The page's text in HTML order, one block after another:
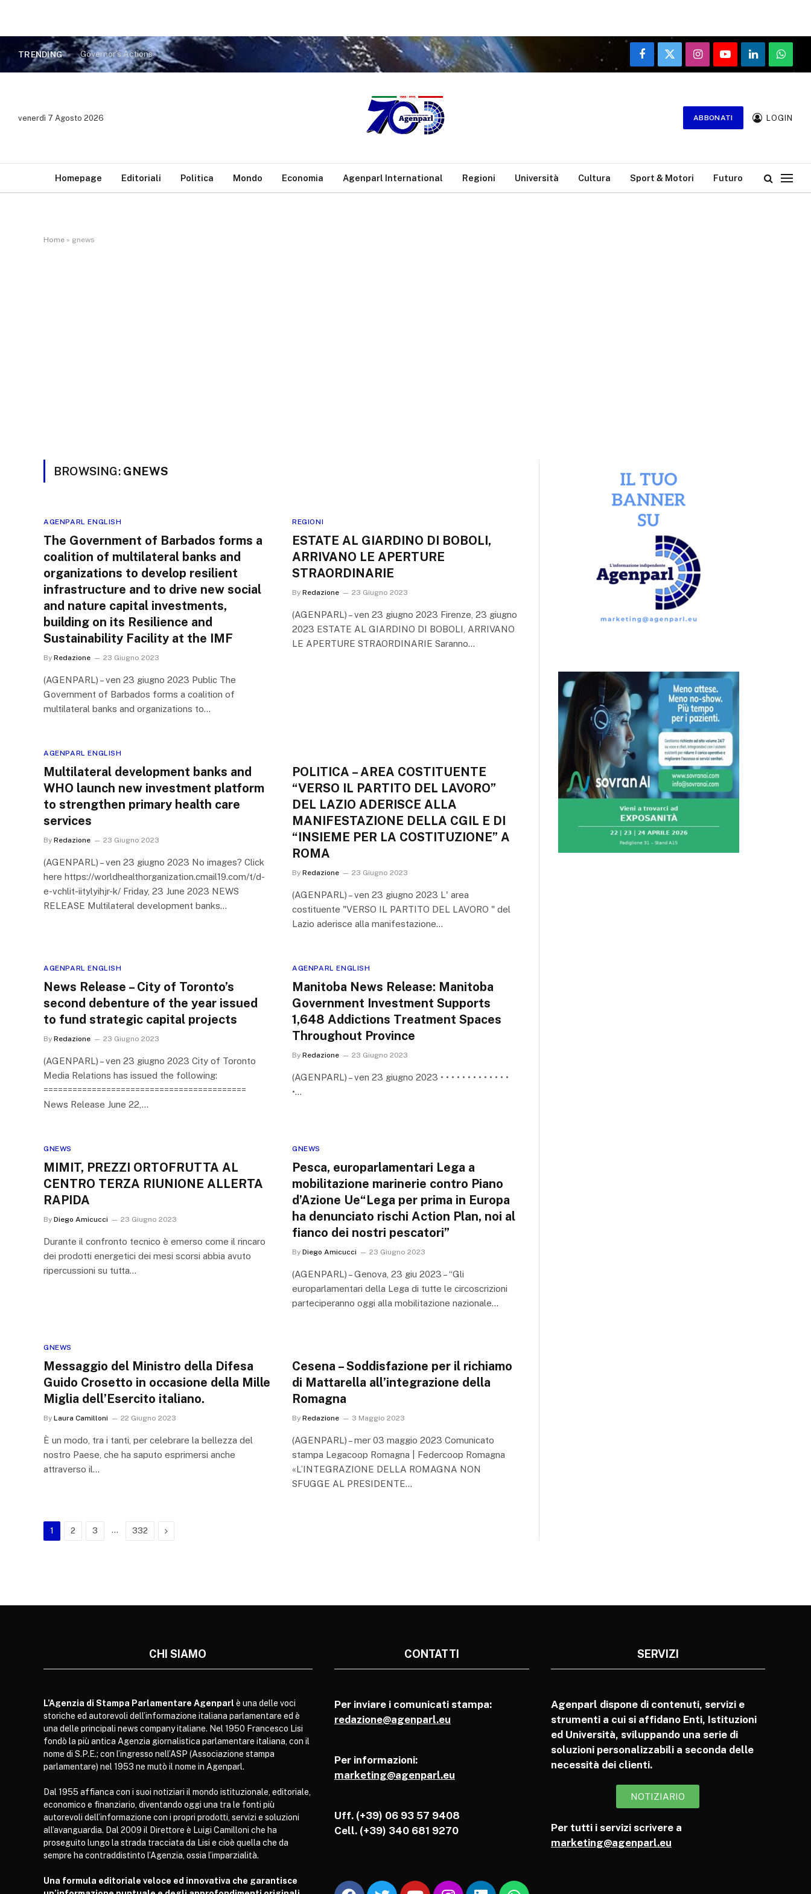
TRENDING Governor’s Actions
Facebook
X
(Twitter)
InstagramYouTubeLinkedIn
venerdì 7 Agosto 2026 ABBONATI LOGIN
Homepage Editoriali Politica Mondo Economia Agenparl International Regioni Università Cultura Sport & Motori Futuro
Home » gnews
BROWSING: GNEWS
AGENPARL ENGLISH
The Government of Barbados forms a
coalition of multilateral banks and
organizations to develop resilient
infrastructure and to drive new social
and nature capital investments,
building on its Resilience and
Sustainability Facility at the IMF
By Redazione 23 Giugno 2023
(AGENPARL) – ven 23 giugno 2023 Public The
Government of Barbados forms a coalition of
multilateral banks and organizations to…
REGIONI
ESTATE AL GIARDINO DI BOBOLI,
ARRIVANO LE APERTURE
STRAORDINARIE
By Redazione 23 Giugno 2023
(AGENPARL) – ven 23 giugno 2023 Firenze, 23 giugno
2023 ESTATE AL GIARDINO DI BOBOLI, ARRIVANO
LE APERTURE STRAORDINARIE Saranno…
AGENPARL ENGLISH
Multilateral development banks and
WHO launch new investment platform
to strengthen primary health care
services
By Redazione 23 Giugno 2023
(AGENPARL) – ven 23 giugno 2023 No images? Click
here https://worldhealthorganization.cmail19.com/t/d-
e-vchlit-iitylyihjr-k/ Friday, 23 June 2023 NEWS
RELEASE Multilateral development banks…
POLITICA – AREA COSTITUENTE
“VERSO IL PARTITO DEL LAVORO”
DEL LAZIO ADERISCE ALLA
MANIFESTAZIONE DELLA CGIL E DI
“INSIEME PER LA COSTITUZIONE” A
ROMA
By Redazione 23 Giugno 2023
(AGENPARL) – ven 23 giugno 2023 L' area
costituente "VERSO IL PARTITO DEL LAVORO " del
Lazio aderisce alla manifestazione…
AGENPARL ENGLISH
News Release – City of Toronto’s
second debenture of the year issued
to fund strategic capital projects
By Redazione 23 Giugno 2023
(AGENPARL) – ven 23 giugno 2023 City of Toronto
Media Relations has issued the following:
==========================================
News Release June 22,…
AGENPARL ENGLISH
Manitoba News Release: Manitoba
Government Investment Supports
1,648 Addictions Treatment Spaces
Throughout Province
By Redazione 23 Giugno 2023
(AGENPARL) – ven 23 giugno 2023 • • • • • • • • • • • • •
•…
GNEWS
MIMIT, PREZZI ORTOFRUTTA AL
CENTRO TERZA RIUNIONE ALLERTA
RAPIDA
By Diego Amicucci 23 Giugno 2023
Durante il confronto tecnico è emerso come il rincaro
dei prodotti energetici dei mesi scorsi abbia avuto
ripercussioni su tutta…
GNEWS
Pesca, europarlamentari Lega a
mobilitazione marinerie contro Piano
d’Azione Ue“Lega per prima in Europa
ha denunciato rischi Action Plan, noi al
fianco dei nostri pescatori”
By Diego Amicucci 23 Giugno 2023
(AGENPARL) – Genova, 23 giu 2023 – “Gli
europarlamentari della Lega di tutte le circoscrizioni
parteciperanno oggi alla mobilitazione nazionale…
GNEWS
Messaggio del Ministro della Difesa
Guido Crosetto in occasione della Mille
Miglia dell’Esercito italiano.
By Laura Camilloni 22 Giugno 2023
È un modo, tra i tanti, per celebrare la bellezza del
nostro Paese, che ha saputo esprimersi anche
attraverso il…
Cesena – Soddisfazione per il richiamo
di Mattarella all’integrazione della
Romagna
By Redazione 3 Maggio 2023
(AGENPARL) – mer 03 maggio 2023 Comunicato
stampa Legacoop Romagna | Federcoop Romagna
«L’INTEGRAZIONE DELLA ROMAGNA NON
SFUGGE AL PRESIDENTE…
1 2 3 … 332 Next
CHI SIAMO
L’Agenzia di Stampa Parlamentare Agenparl è una delle voci
storiche ed autorevoli dell’informazione italiana parlamentare ed è
una delle principali news company italiane. Nel 1950 Francesco Lisi
fondò la più antica Agenzia giornalistica parlamentare italiana, con il
nome di S.P.E.; con l’ingresso nell’ASP (Associazione stampa
parlamentare) nel 1953 ne mutò il nome in Agenparl.
Dal 1955 affianca con i suoi notiziari il mondo istituzionale, editoriale,
economico e finanziario, diventando oggi una tra le fonti più
autorevoli dell’informazione con i propri prodotti, servizi e soluzioni
all’avanguardia. Dal 2009 il Direttore è Luigi Camilloni che ha
proseguito lungo la strada tracciata da Lisi e cioè quella che da
sempre ha contraddistinto l’Agenzia, ossia l’imparzialità.
Una formula editoriale veloce ed innovativa che garantisce
CONTATTI
Per inviare i comunicati stampa:
redazione@agenparl.eu
Per informazioni:
marketing@agenparl.eu
Uff. (+39) 06 93 57 9408
Cell. (+39) 340 681 9270
SERVIZI
Agenparl dispone di contenuti, servizi e
strumenti a cui si affidano Enti, Istituzioni
ed Università, sviluppando una serie di
soluzioni personalizzabili a seconda delle
necessità dei clienti.
NOTIZIARIO
Per tutti i servizi scrivere a
marketing@agenparl.eu